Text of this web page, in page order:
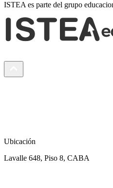
ISTEA es parte del grupo
Ubicación
Lavalle 648, Piso 8, CABA